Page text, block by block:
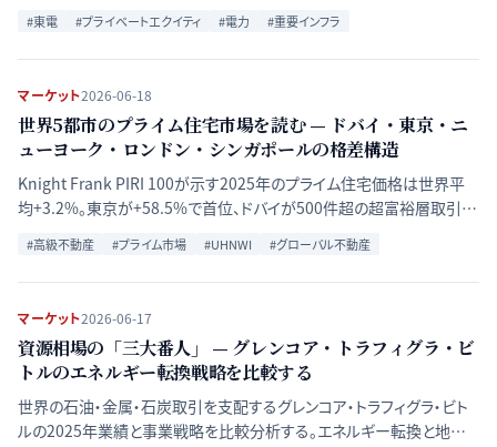
インフラ外資参入問題の構造を読む。
#東電 #プライベートエクイティ #電力 #重要インフラ
マーケット2026-06-18
世界5都市のプライム住宅市場を読む — ドバイ・東京・ニ
ューヨーク・ロンドン・シンガポールの格差構造
Knight Frank PIRI 100が示す2025年のプライム住宅価格は世界平
均+3.2%。東京が+58.5%で首位、ドバイが500件超の超富裕層取引で
2位。5都市の価格上昇要因と政策環境の違いを比較する。
#高級不動産 #プライム市場 #UHNWI #グローバル不動産
マーケット2026-06-17
資源相場の「三大番人」 — グレンコア・トラフィグラ・ビ
トルのエネルギー転換戦略を比較する
世界の石油・金属・石炭取引を支配するグレンコア・トラフィグラ・ビト
ルの2025年業績と事業戦略を比較分析する。エネルギー転換と地政